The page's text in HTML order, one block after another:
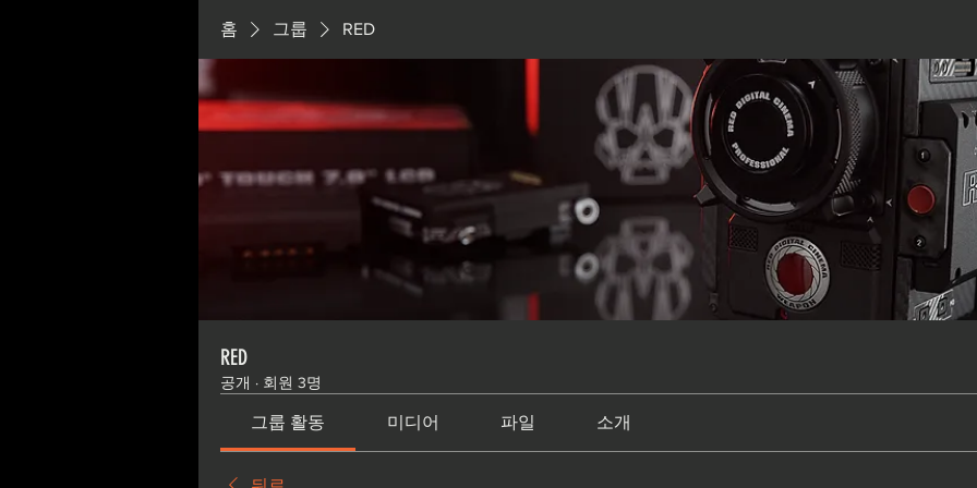
홈 그룹 RED
RED
공개 · 회원 3명
그룹 활동 미디어 파일 소개